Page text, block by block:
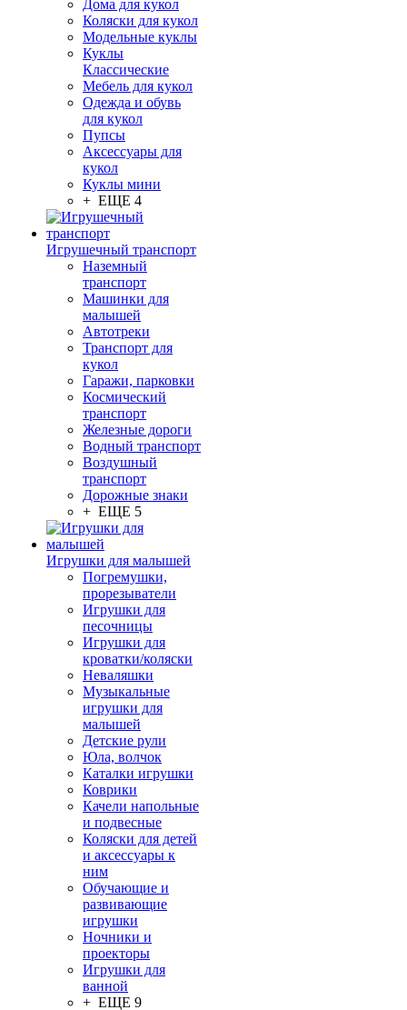
Дома для кукол
Коляски для кукол
Модельные куклы
Куклы
Классические
Мебель для кукол
Одежда и обувь
для кукол
Пупсы
Аксессуары для
кукол
Куклы мини
+ ЕЩЕ 4
Игрушечный транспорт
Наземный
транспорт
Машинки для
малышей
Автотреки
Транспорт для
кукол
Гаражи, парковки
Космический
транспорт
Железные дороги
Водный транспорт
Воздушный
транспорт
Дорожные знаки
+ ЕЩЕ 5
Игрушки для малышей
Погремушки,
прорезыватели
Игрушки для
песочницы
Игрушки для
кроватки/коляски
Неваляшки
Музыкальные
игрушки для
малышей
Детские рули
Юла, волчок
Каталки игрушки
Коврики
Качели напольные
и подвесные
Коляски для детей
и аксессуары к
ним
Обучающие и
развивающие
игрушки
Ночники и
проекторы
Игрушки для
ванной
+ ЕЩЕ 9